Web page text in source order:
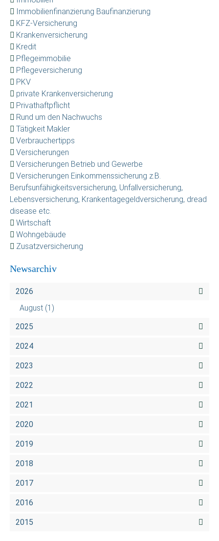
Immobilienfinanzierung Baufinanzierung
KFZ-Versicherung
Krankenversicherung
Kredit
Pflegeimmobilie
Pflegeversicherung
PKV
private Krankenversicherung
Privathaftpflicht
Rund um den Nachwuchs
Tätigkeit Makler
Verbrauchertipps
Versicherungen
Versicherungen Betrieb und Gewerbe
Versicherungen Einkommenssicherung z.B.
Berufsunfähigkeitsversicherung, Unfallversicherung,
Lebensversicherung, Krankentagegeldversicherung, dread
disease etc.
Wirtschaft
Wohngebäude
Zusatzversicherung
Newsarchiv
2026
August (1)
2025
2024
2023
2022
2021
2020
2019
2018
2017
2016
2015